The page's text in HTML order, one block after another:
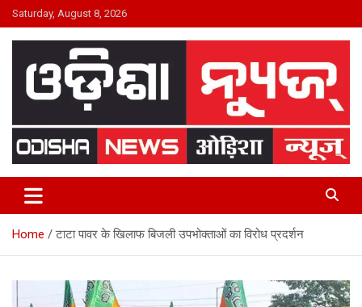
Skip
to
content
Saturday, August 8, 2026
ODISHA NEWS
Home टाटा पावर के खिलाफ बिजली उपभोक्ताओं का विरोध प्रदर्शन